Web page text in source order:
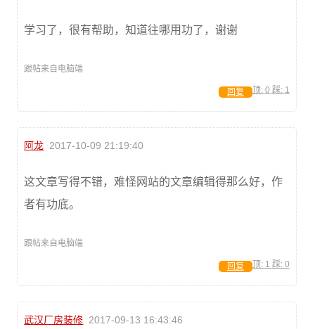
学习了，很有帮助，知道往哪用功了，谢谢
跟帖来自电脑端
顶: 0 踩: 1
回复
阿龙 2017-10-09 21:19:40
这文章写得不错，难怪网站的文章编辑得那么好，作
者有功底。
跟帖来自电脑端
顶: 1 踩: 0
回复
武汉厂房装修 2017-09-13 16:43:46